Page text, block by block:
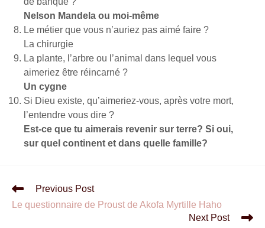
Nelson Mandela ou moi-même
Le métier que vous n’auriez pas aimé faire ?
La chirurgie
La plante, l’arbre ou l’animal dans lequel vous
aimeriez être réincarné ?
Un cygne
Si Dieu existe, qu’aimeriez-vous, après votre mort,
l’entendre vous dire ?
Est-ce que tu aimerais revenir sur terre? Si oui,
sur quel continent et dans quelle famille?
Previous Post
Le questionnaire de Proust de Akofa Myrtille Haho
Next Post